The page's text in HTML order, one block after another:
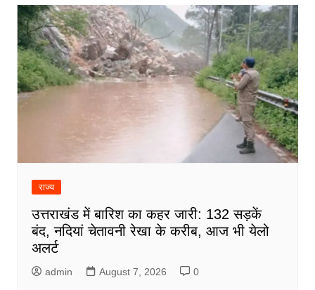
राज्य
उत्तराखंड में बारिश का कहर जारी: 132 सड़कें
बंद, नदियां चेतावनी रेखा के करीब, आज भी येलो
अलर्ट
admin August 7, 2026 0